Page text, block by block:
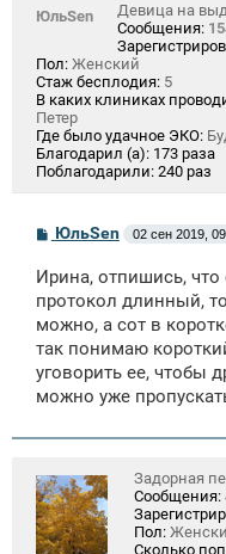
ЮльSen
Девица на
Сообщения:
Пол: Женский
Стаж бесплодия: 5
В каких клиниках
Петер
Где было удачное ЭКО:
Благодарил (а): 173 раза
Поблагодарили: 240 раз
С
б
щ
е
н
и
ЮльSen 02 сен 2019,
Ирина, отпишись, что
протокол длинный,
можно, а сот в
так понимаю
уговорить ее, чтобы
можно уже
Задорная
Сообщения:
Пол:
Сколько